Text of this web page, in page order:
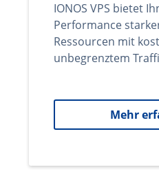
IONOS VPS bietet
Performance
Ressourcen mit
unbegrenztem
Mehr